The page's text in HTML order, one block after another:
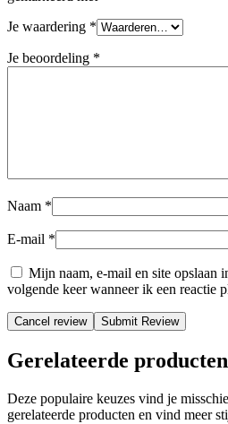
Je waardering *
Je beoordeling *
Naam *
E-mail *
Mijn naam, e-mail en site opslaan
volgende keer wanneer ik een reactie
Cancel review
Gerelateerde producten
Deze populaire keuzes vind je
gerelateerde producten en vind meer